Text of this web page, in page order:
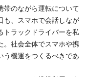
帯のながら運転について
も、スマホで会話しなが
トラックドライバーを私
。社会全体でスマホや携
う機運をつくるべきであ